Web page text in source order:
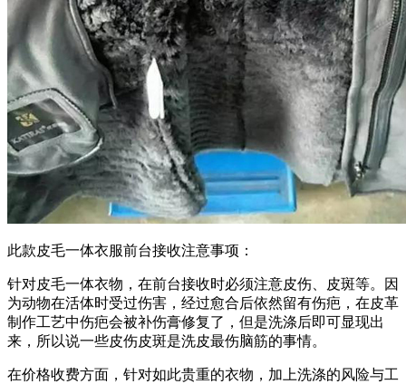
此款皮毛一体衣服前台接收注意事项：
针对皮毛一体衣物，在前台接收时必须注意皮伤、皮斑等。因
为动物在活体时受过伤害，经过愈合后依然留有伤疤，在皮革
制作工艺中伤疤会被补伤膏修复了，但是洗涤后即可显现出
来，所以说一些皮伤皮斑是洗皮最伤脑筋的事情。
在价格收费方面，针对如此贵重的衣物，加上洗涤的风险与工